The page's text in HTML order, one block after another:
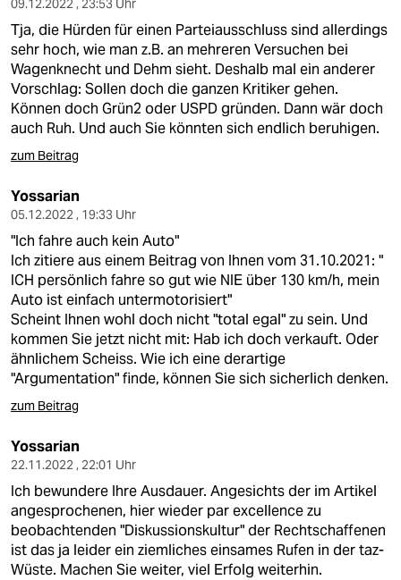
09.12.2022 , 23:53 Uhr
Tja, die Hürden für einen Parteiausschluss sind allerdings
sehr hoch, wie man z.B. an mehreren Versuchen bei
Wagenknecht und Dehm sieht. Deshalb mal ein anderer
Vorschlag: Sollen doch die ganzen Kritiker gehen.
Können doch Grün2 oder USPD gründen. Dann wär doch
auch Ruh. Und auch Sie könnten sich endlich beruhigen.
zum Beitrag
Yossarian
05.12.2022 , 19:33 Uhr
"Ich fahre auch kein Auto"
Ich zitiere aus einem Beitrag von Ihnen vom 31.10.2021: "
ICH persönlich fahre so gut wie NIE über 130 km/h, mein
Auto ist einfach untermotorisiert"
Scheint Ihnen wohl doch nicht "total egal" zu sein. Und
kommen Sie jetzt nicht mit: Hab ich doch verkauft. Oder
ähnlichem Scheiss. Wie ich eine derartige
"Argumentation" finde, können Sie sich sicherlich denken.
zum Beitrag
Yossarian
22.11.2022 , 22:01 Uhr
Ich bewundere Ihre Ausdauer. Angesichts der im Artikel
angesprochenen, hier wieder par excellence zu
beobachtenden "Diskussionskultur" der Rechtschaffenen
ist das ja leider ein ziemliches einsames Rufen in der taz-
Wüste. Machen Sie weiter, viel Erfolg weiterhin.